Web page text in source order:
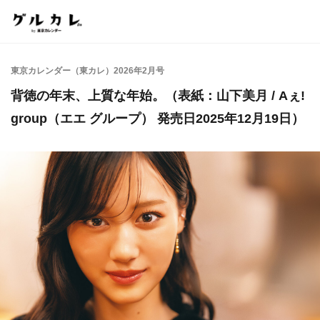
東京カレンダー（東カレ）2026年2月号
背徳の年末、上質な年始。（表紙：山下美月 / Aぇ!
group（エエ グループ） 発売日2025年12月19日）